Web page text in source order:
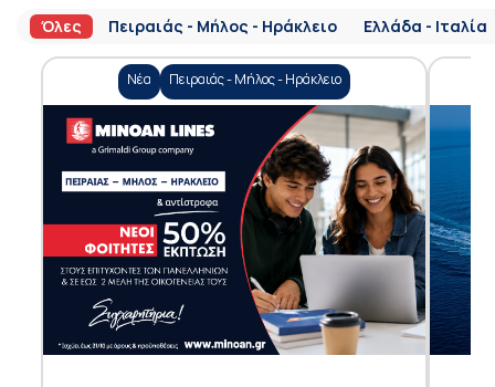
Όλες Πειραιάς - Μήλος - Ηράκλειο Ελλάδα - Ιταλία
Νέα Πειραιάς - Μήλος - Ηράκλειο